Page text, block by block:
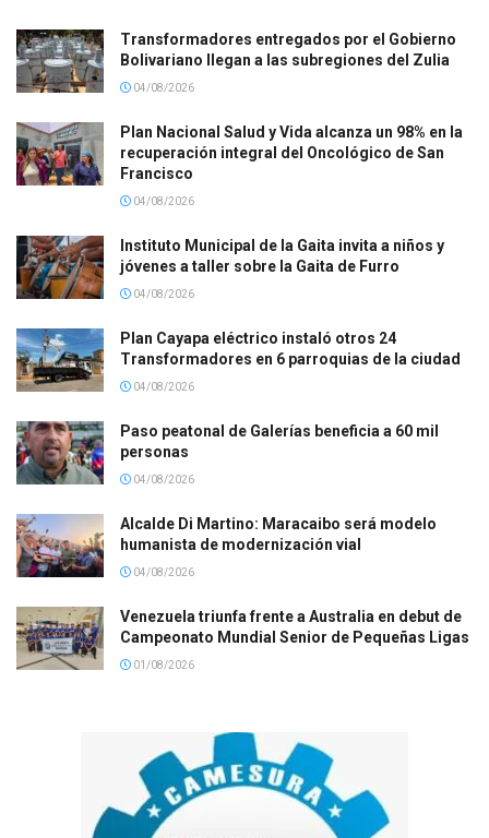
Transformadores entregados por el Gobierno
Bolivariano llegan a las subregiones del Zulia
04/08/2026
Plan Nacional Salud y Vida alcanza un 98% en la
recuperación integral del Oncológico de San
Francisco
04/08/2026
Instituto Municipal de la Gaita invita a niños y
jóvenes a taller sobre la Gaita de Furro
04/08/2026
Plan Cayapa eléctrico instaló otros 24
Transformadores en 6 parroquias de la ciudad
04/08/2026
Paso peatonal de Galerías beneficia a 60 mil
personas
04/08/2026
Alcalde Di Martino: Maracaibo será modelo
humanista de modernización vial
04/08/2026
Venezuela triunfa frente a Australia en debut de
Campeonato Mundial Senior de Pequeñas Ligas
01/08/2026